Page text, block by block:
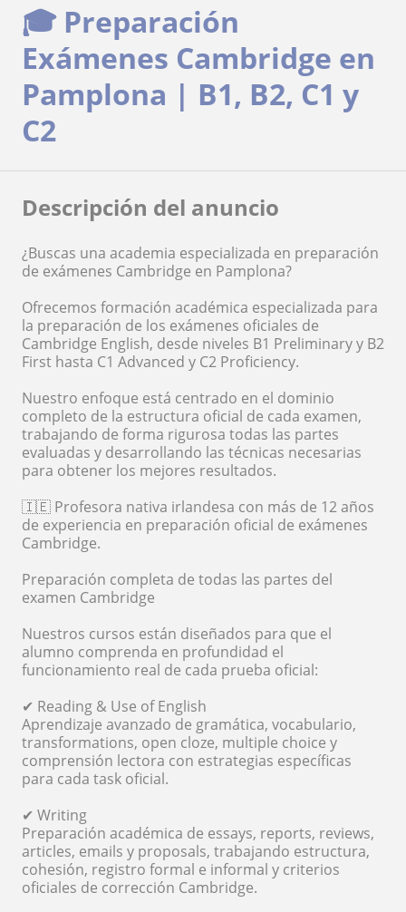
🎓 Preparación
Exámenes Cambridge en
Pamplona | B1, B2, C1 y
C2
Descripción del anuncio
¿Buscas una academia especializada en preparación
de exámenes Cambridge en Pamplona?
Ofrecemos formación académica especializada para
la preparación de los exámenes oficiales de
Cambridge English, desde niveles B1 Preliminary y B2
First hasta C1 Advanced y C2 Proficiency.
Nuestro enfoque está centrado en el dominio
completo de la estructura oficial de cada examen,
trabajando de forma rigurosa todas las partes
evaluadas y desarrollando las técnicas necesarias
para obtener los mejores resultados.
🇮🇪 Profesora nativa irlandesa con más de 12 años
de experiencia en preparación oficial de exámenes
Cambridge.
Preparación completa de todas las partes del
examen Cambridge
Nuestros cursos están diseñados para que el
alumno comprenda en profundidad el
funcionamiento real de cada prueba oficial:
✔ Reading & Use of English
Aprendizaje avanzado de gramática, vocabulario,
transformations, open cloze, multiple choice y
comprensión lectora con estrategias específicas
para cada task oficial.
✔ Writing
Preparación académica de essays, reports, reviews,
articles, emails y proposals, trabajando estructura,
cohesión, registro formal e informal y criterios
oficiales de corrección Cambridge.